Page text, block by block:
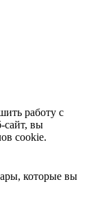
работу с
сайт, вы
cookie.
которые вы